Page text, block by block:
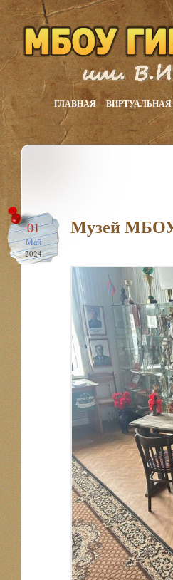
ГЛАВНАЯ
01
Май
2024
Музей